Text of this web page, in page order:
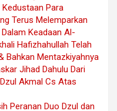
Para
Terus Melemparkan
Keadaan Al-
Hafizhahullah Telah
Bahkan Mentazkiyahnya
Jihad Dahulu Dari
Akmal Cs Atas
Peranan Duo Dzul dan